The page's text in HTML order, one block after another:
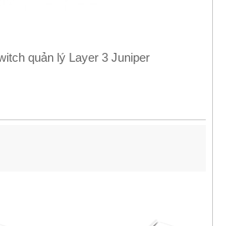
quản lý Layer 3 Juniper